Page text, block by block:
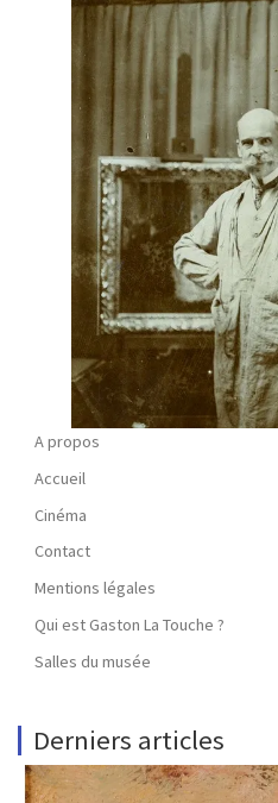
A propos
Accueil
Cinéma
Contact
Mentions légales
Qui est Gaston La Touche ?
Salles du musée
Derniers articles